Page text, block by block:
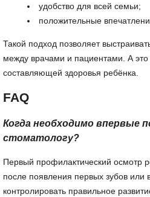
удобство для всей семьи;
положительные
Такой подход позволяет
между врачами и пациентами. А это
составляющей здоровья ребёнка.
FAQ
Когда необходимо впервые
стоматологу?
Первый профилактический осмотр
после появления первых зубов или
контролировать правильное